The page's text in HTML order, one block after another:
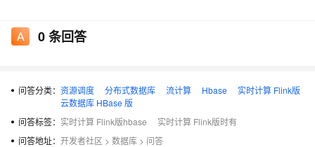
0条回答
问答分类： 资源调度 分布式数据库 流计算 Hbase
实时计算 Flink版
云数据库 HBase 版
问答标签： 实时计算 Flink版hbase
实时计算 Flink版时有
问答地址： 开发者社区 > 数据库 > 问答